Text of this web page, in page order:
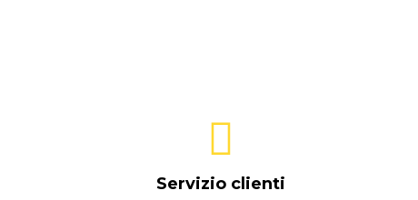
Servizio clienti